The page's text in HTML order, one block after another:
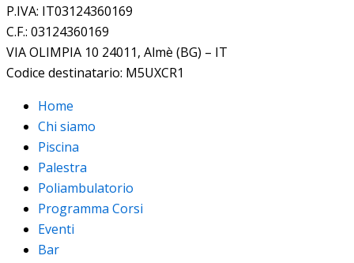
P.IVA: IT03124360169
C.F.: 03124360169
VIA OLIMPIA 10 24011, Almè (BG) – IT
Codice destinatario: M5UXCR1
Home
Chi siamo
Piscina
Palestra
Poliambulatorio
Programma Corsi
Eventi
Bar